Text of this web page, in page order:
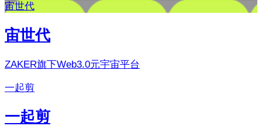
宙世代
宙世代
ZAKER旗下Web3.0元宇宙平台
一起剪
一起剪